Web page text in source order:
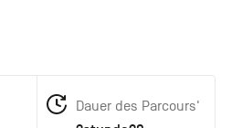
Dauer des Parcours'